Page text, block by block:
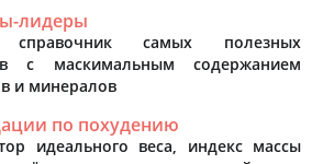
лидеры
справочник самых полезных
с маскимальным содержанием
и минералов
по похудению
идеального веса, индекс массы